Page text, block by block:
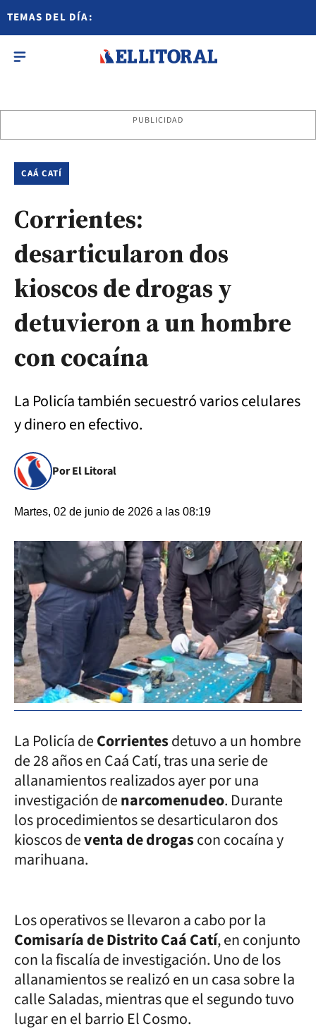
TEMAS DEL DÍA:
PUBLICIDAD
CAÁ CATÍ
Corrientes:
desarticularon dos
kioscos de drogas y
detuvieron a un hombre
con cocaína
La Policía también secuestró varios celulares
y dinero en efectivo.
Por El Litoral
Martes, 02 de junio de 2026 a las 08:19
La Policía deCorrientesdetuvo a un hombre
de 28 años en Caá Catí, tras una serie de
allanamientos realizados ayer por una
investigación denarcomenudeo. Durante
los procedimientos se desarticularon dos
kioscos deventa de drogascon cocaína y
marihuana.
Los operativos se llevaron a cabo por la
Comisaría de Distrito Caá Catí, en conjunto
con la fiscalía de investigación. Uno de los
allanamientos se realizó en un casa sobre la
calle Saladas, mientras que el segundo tuvo
lugar en el barrio El Cosmo.